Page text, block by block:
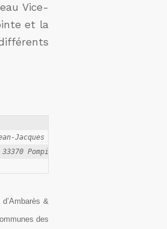
Vice-
et la
Jacques Guilloineau et Marielle Valle
d’Ambarès &
des